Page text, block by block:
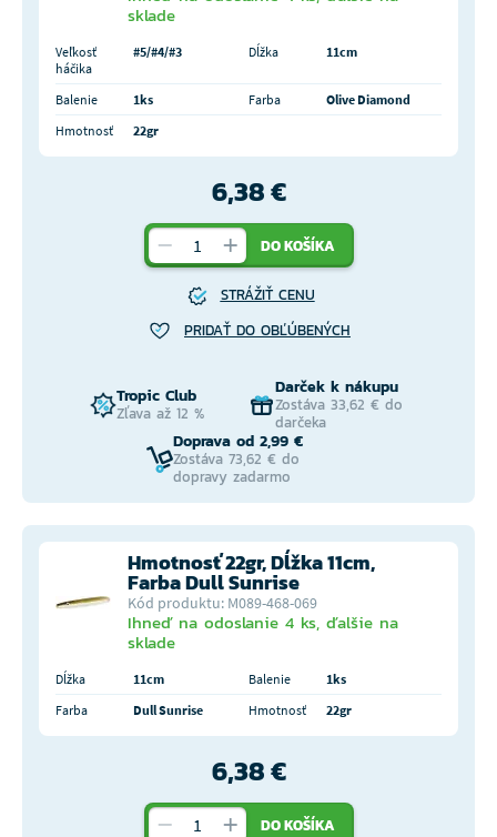
sklade
Veľkosť
háčika
#5/#4/#3 Dĺžka 11cm
Balenie 1ks Farba
Olive Diamond
Hmotnosť
22gr
6,38 €
DO KOŠÍKA
STRÁŽIŤ CENU
PRIDAŤ DO OBĽÚBENÝCH
Tropic Club
Zľava až 12 %
Darček k nákupu
Zostáva 33,62 € do
darčeka
Doprava od 2,99 €
Zostáva 73,62 € do
dopravy zadarmo
Hmotnosť 22gr, Dĺžka 11cm,
Farba Dull Sunrise
Kód produktu: M089-468-069
Ihneď na odoslanie 4 ks, ďalšie na
sklade
Dĺžka 11cm Balenie
1ks
Farba
Dull Sunrise Hmotnosť 22gr
6,38 €
DO KOŠÍKA